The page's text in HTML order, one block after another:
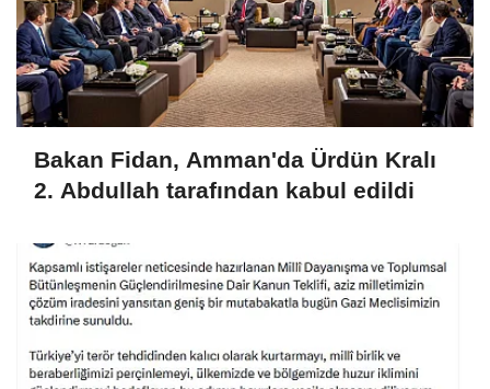
Bakan Fidan, Amman'da Ürdün Kralı
2. Abdullah tarafından kabul edildi